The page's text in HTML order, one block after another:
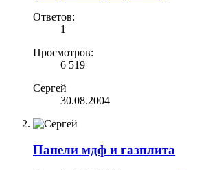
Ответов:
1
Просмотров:
6 519
Сергей
30.08.2004
Панели мдф и газплита